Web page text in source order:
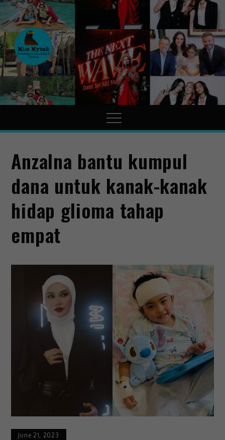
MissMynah
Portal Hiburan, Gaya Hidup
& Trending
Anzalna bantu kumpul
dana untuk kanak-kanak
hidap glioma tahap
empat
June 21, 2023